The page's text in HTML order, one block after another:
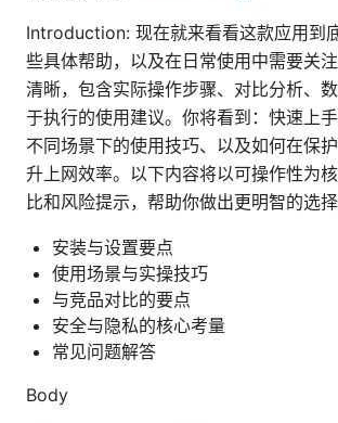
Introduction: 现在就来看看这款应用到
些具体帮助，以及在日常使用中需要关
清晰，包含实际操作步骤、对比分析、
于执行的使用建议。你将看到：快速上手
不同场景下的使用技巧、以及如何在保
升上网效率。以下内容将以可操作性为
比和风险提示，帮助你做出更明智的选择
安装与设置要点
使用场景与实操技巧
与竞品对比的要点
安全与隐私的核心考量
常见问题解答
Body